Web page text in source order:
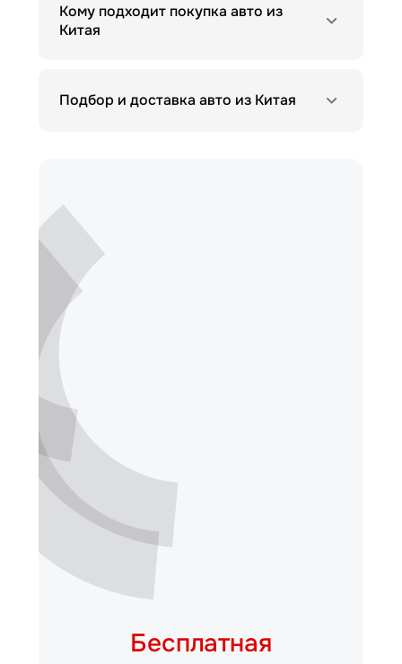
Кому подходит покупка авто из
Китая
Подбор и доставка авто из Китая
Бесплатная